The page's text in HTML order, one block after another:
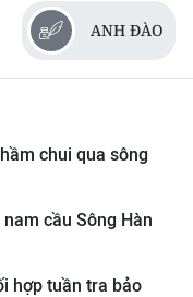
ANH ĐÀO
chui qua sông
cầu Sông Hàn
hợp tuần tra bảo